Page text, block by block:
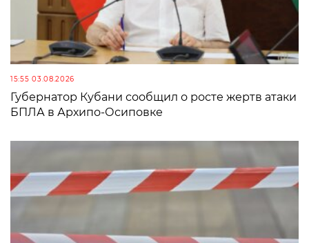
15:55 03.08.2026
Губернатор Кубани сообщил о росте жертв атаки
БПЛА в Архипо-Осиповке